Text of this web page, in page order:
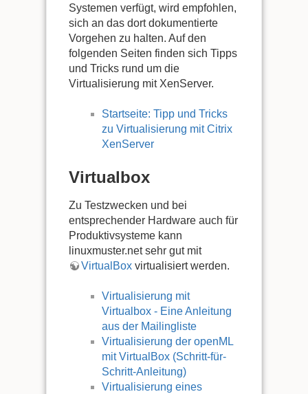
Systemen verfügt, wird empfohlen,
sich an das dort dokumentierte
Vorgehen zu halten. Auf den
folgenden Seiten finden sich Tipps
und Tricks rund um die
Virtualisierung mit XenServer.
Startseite: Tipp und Tricks
zu Virtualisierung mit Citrix
XenServer
Virtualbox
Zu Testzwecken und bei
entsprechender Hardware auch für
Produktivsysteme kann
linuxmuster.net sehr gut mit
VirtualBox virtualisiert werden.
Virtualisierung mit
Virtualbox - Eine Anleitung
aus der Mailingliste
Virtualisierung der openML
mit VirtualBox (Schritt-für-
Schritt-Anleitung)
Virtualisierung eines